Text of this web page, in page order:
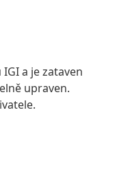
a je zataven
upraven.